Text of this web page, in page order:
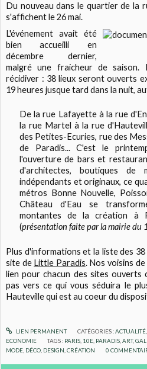
Du nouveau dans le quartier de la
s'affichent le 26 mai.
L'événement avait été
bien accueilli en
décembre dernier,
malgré une fraicheur de
récidiver : 38 lieux seront ouverts
19 heures jusque tard dans la nuit,
De la rue Lafayette à la rue
la rue Martel à la rue
des Petites-Ecuries, rue des
de Paradis... C'est le
l'ouverture de bars et
d'architectes, boutiques de
indépendants et originaux, ce
métros Bonne Nouvelle,
Château d'Eau se
montantes de la création à
(présentation faite par la mairie du
Plus d'informations et la liste des
site de Little Paradis. Nos voisins
lien pour chacun des sites ouverts
pas vers ce qui vous séduira le
Hauteville qui est au coeur du
LIEN PERMANENT CATÉGORIES :ACTUALITÉ,
ECONOMIE
TAGS : PARIS 10E PARADIS ,ART,
MODE DÉCO DESIGN ,CRÉATION 0